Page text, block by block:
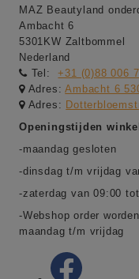
MAZ Beautyland
Ambacht 6
5301KW Zaltbommel
Nederland
Tel:
+31 (0)88 006
Adres:Ambacht 6
Adres:
Openingstijden
-maandag gesloten
-dinsdag t/m vrijdag
-zaterdag van 09:00
-Webshop order
maandag t/m vrijdag